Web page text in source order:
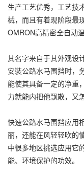
生产工艺优秀，工艺技
械，而且有着现阶段最
OMRON高精密全自动
其名字来自于其外观设
安裝公路水马围挡时，
能使其具备一定的净重
力就能内把他飘散，又
快速公路水马围挡应用
丽，还能在风轻轻吹的
中很多地区挑选应用它
能、环境保护的功效。